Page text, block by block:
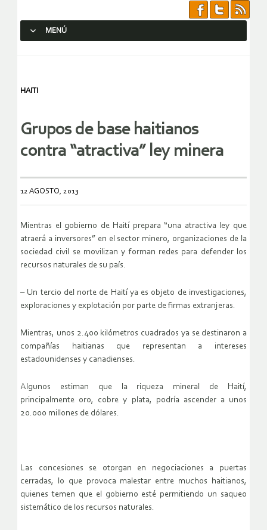
MENÚ
HAITI
Grupos de base haitianos
contra “atractiva” ley minera
12 AGOSTO, 2013
Mientras el gobierno de Haití prepara “una atractiva ley que
atraerá a inversores” en el sector minero, organizaciones de la
sociedad civil se movilizan y forman redes para defender los
recursos naturales de su país.
– Un tercio del norte de Haití ya es objeto de investigaciones,
exploraciones y explotación por parte de firmas extranjeras.
Mientras, unos 2.400 kilómetros cuadrados ya se destinaron a
compañías haitianas que representan a intereses
estadounidenses y canadienses.
Algunos estiman que la riqueza mineral de Haití,
principalmente oro, cobre y plata, podría ascender a unos
20.000 millones de dólares.
Las concesiones se otorgan en negociaciones a puertas
cerradas, lo que provoca malestar entre muchos haitianos,
quienes temen que el gobierno esté permitiendo un saqueo
sistemático de los recursos naturales.